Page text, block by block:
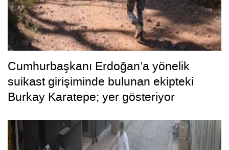
Cumhurbaşkanı Erdoğan’a yönelik
suikast girişiminde bulunan ekipteki
Burkay Karatepe; yer gösteriyor